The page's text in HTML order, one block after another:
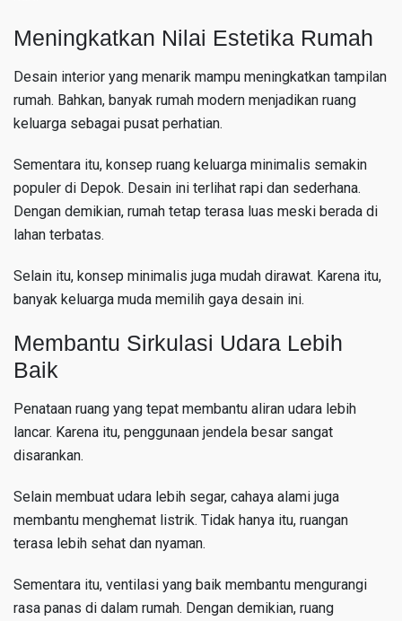
Meningkatkan Nilai Estetika Rumah
Desain interior yang menarik mampu meningkatkan tampilan
rumah. Bahkan, banyak rumah modern menjadikan ruang
keluarga sebagai pusat perhatian.
Sementara itu, konsep ruang keluarga minimalis semakin
populer di Depok. Desain ini terlihat rapi dan sederhana.
Dengan demikian, rumah tetap terasa luas meski berada di
lahan terbatas.
Selain itu, konsep minimalis juga mudah dirawat. Karena itu,
banyak keluarga muda memilih gaya desain ini.
Membantu Sirkulasi Udara Lebih
Baik
Penataan ruang yang tepat membantu aliran udara lebih
lancar. Karena itu, penggunaan jendela besar sangat
disarankan.
Selain membuat udara lebih segar, cahaya alami juga
membantu menghemat listrik. Tidak hanya itu, ruangan
terasa lebih sehat dan nyaman.
Sementara itu, ventilasi yang baik membantu mengurangi
rasa panas di dalam rumah. Dengan demikian, ruang